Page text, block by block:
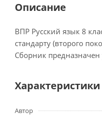
Описание
ВПР Русский язык 8
стандарту (второго
Сборник
Характеристики
Автор